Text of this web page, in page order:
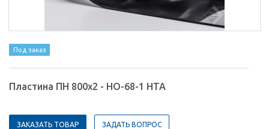
Под заказ
Пластина ПН 800х2 - НО-68-1 НТА
ЗАКАЗАТЬ ТОВАР ЗАДАТЬ ВОПРОС